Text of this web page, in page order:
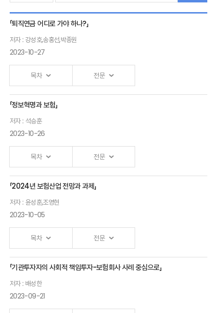
「퇴직연금 어디로 가야 하나?」
저자 : 강성호,송홍선,박종원
2023-10-27
목차 전문
발표자 : 강성호
발표자 : 송홍선
자본시장연구원 선임연구위원
Ⅲ. 「규제·감독개혁과 정보제공」
발표자 : 박종원
「정보혁명과 보험」
저자 : 석승훈
2023-10-26
목차 전문
정보혁명과
서울대학교
교수
「2024년 보험산업 전망과 과제」
저자 : 윤성훈,조영현
2023-10-05
목차 전문
개회사
「기관투자자의 사회적 책임투자-보험회사 사례 중심으로」
저자 : 배성한
2023-09-21